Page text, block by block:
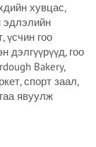
хувцас,
эдлэлийн
үсчин гоо
дэлгүүрүүд, гоо
Bakery,
спорт заал,
явуулж